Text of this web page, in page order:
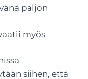
paljon
myös
siihen, että